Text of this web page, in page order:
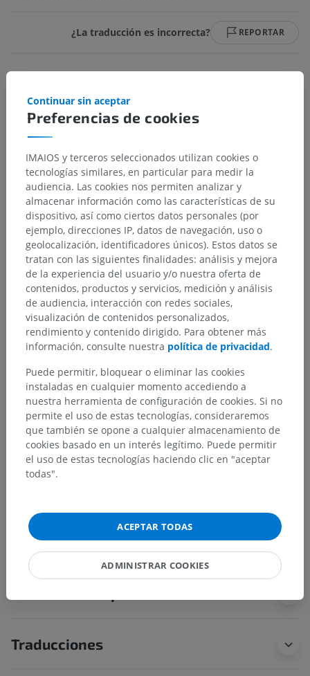
¿La traducción es incorrecta? REPORTAR
Evans HE, de Lahunta A.Miller’s Anatomy of the Dog
Elsevier; 2020.
Galería
Jerarquía anatómica
Anatomía veterinaria
Angiología> Sistema linfático>
Cisterna chyli; Cisterna del quilo> Porción dorsal
anatómica
Traducciones
Preferencias de cookies
Continuar sin aceptar
IMAIOS y terceros seleccionados utilizan cookies o
tecnologías similares, en particular para medir la
audiencia. Las cookies nos permiten analizar y
almacenar información como las características de su
dispositivo, así como ciertos datos personales (por
ejemplo, direcciones IP, datos de navegación, uso o
geolocalización, identificadores únicos). Estos datos se
tratan con las siguientes finalidades: análisis y mejora
de la experiencia del usuario y/o nuestra oferta de
contenidos, productos y servicios, medición y análisis
de audiencia, interacción con redes sociales,
visualización de contenidos personalizados,
rendimiento y contenido dirigido. Para obtener más
información, consulte nuestra política de privacidad.
Puede permitir, bloquear o eliminar las cookies
instaladas en cualquier momento accediendo a
nuestra herramienta de configuración de cookies. Si no
permite el uso de estas tecnologías, consideraremos
que también se opone a cualquier almacenamiento de
cookies basado en un interés legítimo. Puede permitir
el uso de estas tecnologías haciendo clic en "aceptar
todas".
ACEPTAR TODAS
ADMINISTRAR COOKIES